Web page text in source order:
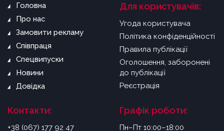
Головна
Про нас
Замовити рекламу
Співпраця
Спецвипуски
Новини
Довідка
Для користувачів:
Угода користувача
Політика конфіденційності
Правила публікації
Оголошення, заборонені
до публікації
Реєстрація
Контакти:
+38 (067) 177 92 47
Графік роботи:
Пн–Пт 10:00–18:00